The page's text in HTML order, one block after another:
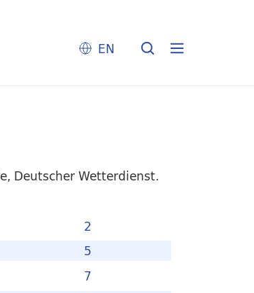
EN
Deutscher Wetterdienst.
2
5
7